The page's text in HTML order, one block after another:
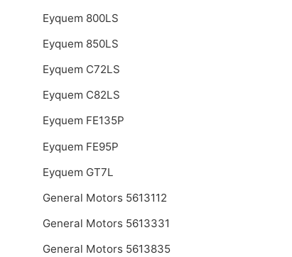
Eyquem 800LS
Eyquem 850LS
Eyquem C72LS
Eyquem C82LS
Eyquem FE135P
Eyquem FE95P
Eyquem GT7L
General Motors 5613112
General Motors 5613331
General Motors 5613835